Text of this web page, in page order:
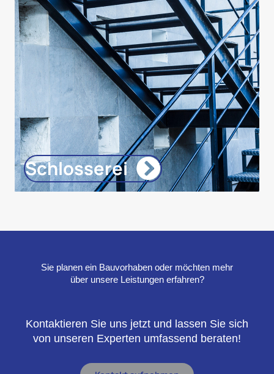
Schlosserei
Sie planen ein Bauvorhaben oder möchten mehr
über unsere Leistungen erfahren?
Kontaktieren Sie uns jetzt und lassen Sie sich
von unseren Experten umfassend beraten!